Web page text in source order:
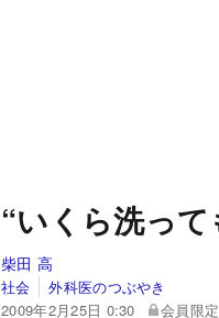
“いくら洗っ
柴田 高
社会
外科医のつぶやき
2009年2月25日 0:30
会員限定